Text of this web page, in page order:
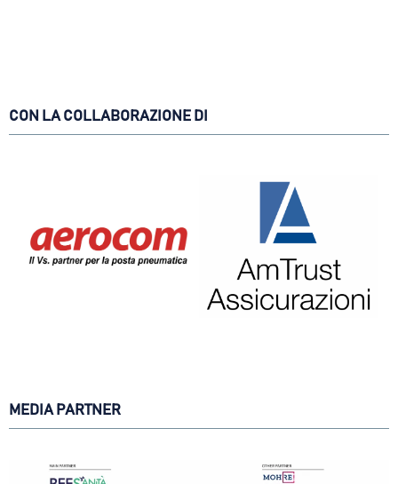
CON LA COLLABORAZIONE DI
MEDIA PARTNER